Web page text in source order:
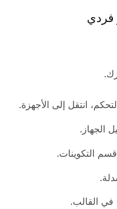
فردي
انتقل إلى الأجهزة.
الجهاز.
التكوينات.
في القالب.